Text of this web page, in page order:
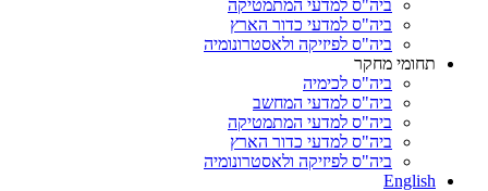
ביה"ס למדעי המתמטיקה
ביה"ס למדעי כדור הארץ
ביה"ס לפיזיקה ולאסטרונומיה
תחומי מחקר
ביה"ס לכימיה
ביה"ס למדעי המחשב
ביה"ס למדעי המתמטיקה
ביה"ס למדעי כדור הארץ
ביה"ס לפיזיקה ולאסטרונומיה
English